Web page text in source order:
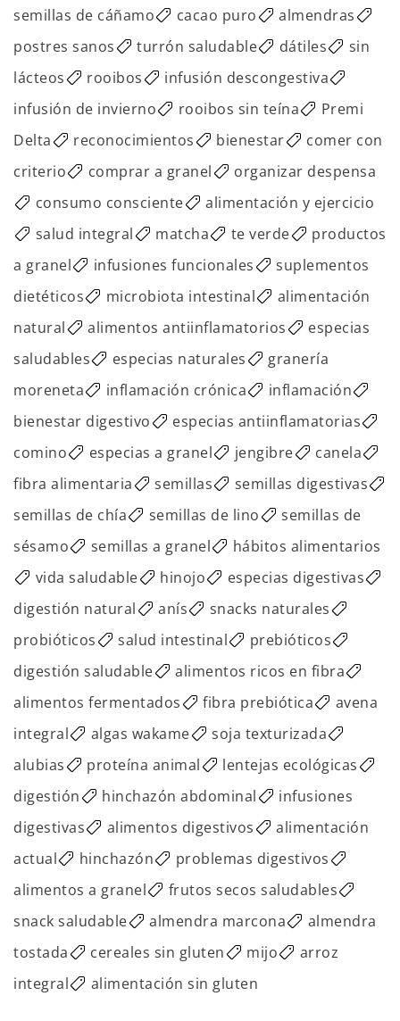
semillas de cáñamo cacao puro
almendras
postres sanos
turrón saludable dátiles
sin
lácteos
rooibos
infusión descongestiva
infusión de invierno
rooibos sin teína
Premi
Delta
reconocimientos bienestar
comer con
criterio
comprar a granel
organizar despensa
consumo consciente
alimentación y ejercicio
salud integral
matcha te verde
productos
a granel
infusiones funcionales
suplementos
dietéticos
microbiota intestinal
alimentación
natural
alimentos antiinflamatorios
especias
saludables
especias naturales
granería
moreneta
inflamación crónica
inflamación
bienestar digestivo
especias antiinflamatorias
comino
especias a granel jengibre
canela
fibra alimentaria
semillas
semillas digestivas
semillas de chía
semillas de lino
semillas de
sésamo
semillas a granel
hábitos alimentarios
vida saludable
hinojo
especias digestivas
digestión natural
anís
snacks naturales
probióticos
salud intestinal
prebióticos
digestión saludable
alimentos ricos en fibra
alimentos fermentados
fibra prebiótica
avena
integral
algas wakame
soja texturizada
alubias
proteína animal
lentejas ecológicas
digestión
hinchazón abdominal
infusiones
digestivas
alimentos digestivos
alimentación
actual
hinchazón
problemas digestivos
alimentos a granel
frutos secos saludables
snack saludable
almendra marcona
almendra
tostada
cereales sin gluten mijo
arroz
integral
alimentación sin gluten